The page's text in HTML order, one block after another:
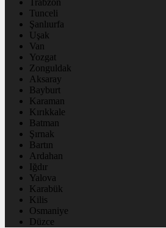
Trabzon
Tunceli
Şanlıurfa
Uşak
Van
Yozgat
Zonguldak
Aksaray
Bayburt
Karaman
Kırıkkale
Batman
Şırnak
Bartın
Ardahan
Iğdır
Yalova
Karabük
Kilis
Osmaniye
Düzce